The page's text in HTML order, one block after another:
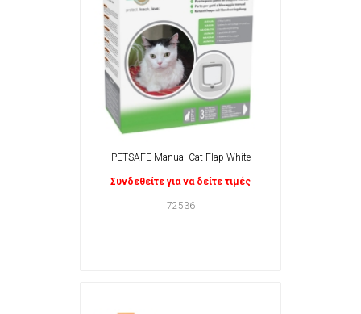
PETSAFE Manual Cat Flap White
Συνδεθείτε για να δείτε τιμές
72536